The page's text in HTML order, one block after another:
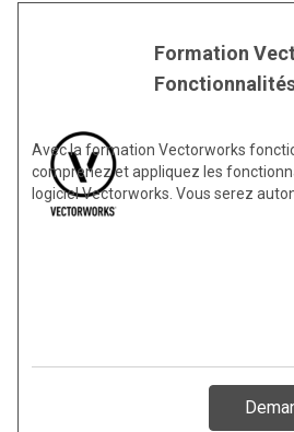
Formation
Avec la formation Vectorworks
comprenez et appliquez les
logiciel Vectorworks. Vous serez